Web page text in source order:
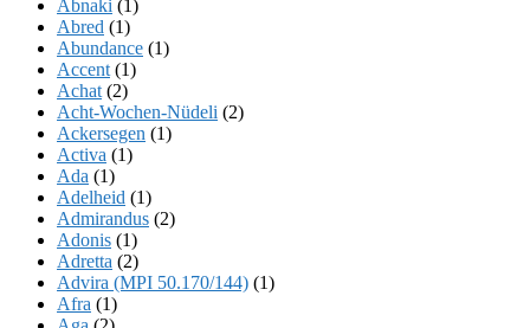
Abnaki (1)
Abred (1)
Abundance (1)
Accent (1)
Achat (2)
Acht-Wochen-Nüdeli (2)
Ackersegen (1)
Activa (1)
Ada (1)
Adelheid (1)
Admirandus (2)
Adonis (1)
Adretta (2)
Advira (MPI 50.170/144) (1)
Afra (1)